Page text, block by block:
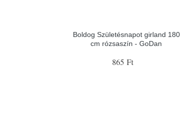
Boldog Születésnapot girland 180
cm rózsaszín - GoDan
865 Ft